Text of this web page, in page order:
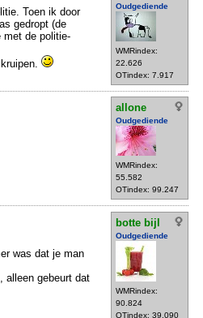
Oudgediende
WMRindex:
22.626
OTindex: 7.917
Toen ik door
gedropt (de
met de politie-
allone
Oudgediende
WMRindex:
55.582
OTindex: 99.247
botte bijl
Oudgediende
WMRindex:
90.824
OTindex: 39.090
was dat je man
alleen gebeurt dat